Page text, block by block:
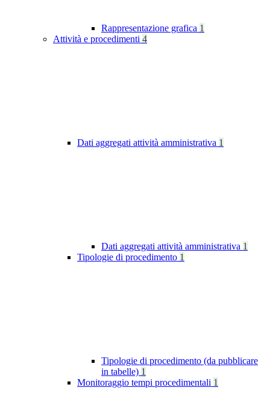
Rappresentazione grafica 1
Attività e procedimenti 4
Dati aggregati attività amministrativa 1
Dati aggregati attività amministrativa 1
Tipologie di procedimento 1
Tipologie di procedimento (da pubblicare
in tabelle) 1
Monitoraggio tempi procedimentali 1